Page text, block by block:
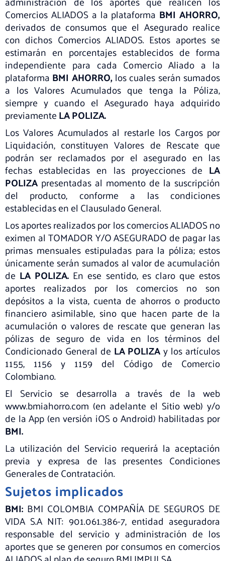
Comercios ALIADOS a la plataforma BMI AHORRO,
derivados de consumos que el Asegurado realice
con dichos Comercios ALIADOS. Estos aportes se
estimarán en porcentajes establecidos de forma
independiente para cada Comercio Aliado a la
plataforma BMI AHORRO,los cuales serán sumados
a los Valores Acumulados que tenga la Póliza,
siempre y cuando el Asegurado haya adquirido
previamenteLA POLIZA.
Los Valores Acumulados al restarle los Cargos por
Liquidación, constituyen Valores de Rescate que
podrán ser reclamados por el asegurado en las
fechas establecidas en las proyecciones de LA
POLIZA presentadas al momento de la suscripción
del producto, conforme a las condiciones
establecidas en el Clausulado General.
Los aportes realizados por los comercios ALIADOS no
eximen al TOMADOR Y/O ASEGURADO de pagar las
primas mensuales estipuladas para la póliza; estos
únicamente serán sumados al valor de acumulación
de LA POLIZA. En ese sentido, es claro que estos
aportes realizados por los comercios no son
depósitos a la vista, cuenta de ahorros o producto
financiero asimilable, sino que hacen parte de la
acumulación o valores de rescate que generan las
pólizas de seguro de vida en los términos del
Condicionado General de LA POLIZAy los artículos
1155, 1156 y 1159 del Código de Comercio
Colombiano.
El Servicio se desarrolla a través de la web
www.bmiahorro.com (en adelante el Sitio web) y/o
de la App (en versión iOS o Android) habilitadas por
BMI.
La utilización del Servicio requerirá la aceptación
previa y expresa de las presentes Condiciones
Generales de Contratación.
Sujetos implicados
BMI: BMI COLOMBIA COMPAÑÍA DE SEGUROS DE
VIDA S.A NIT: 901.061.386-7, entidad aseguradora
responsable del servicio y administración de los
aportes que se generen por consumos en comercios